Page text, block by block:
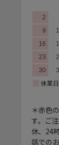
＊赤色
す。ご
休、24
話での